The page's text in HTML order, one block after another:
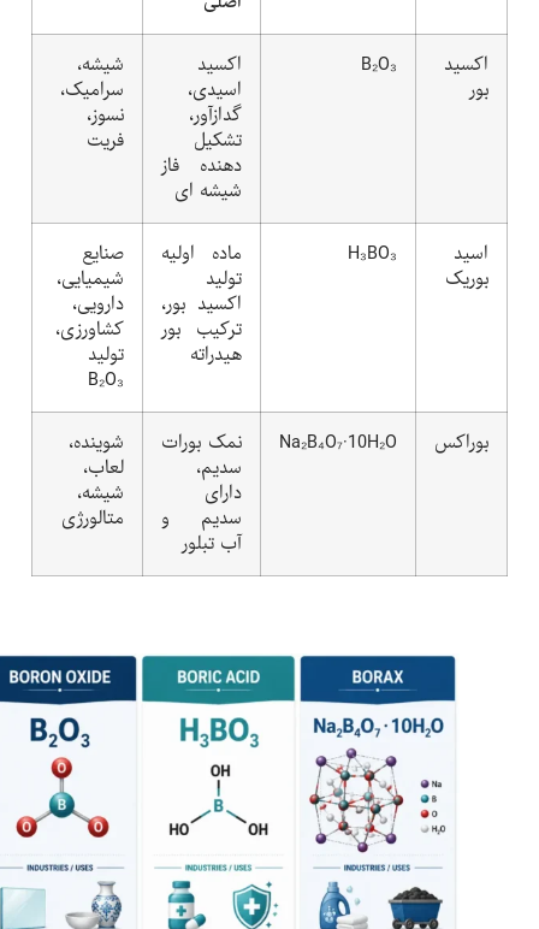
اکسید
بور
B₂O₃
اکسید
اسیدی،
گدازآور،
تشکیل
دهنده فاز
شیشه ای
شیشه،
سرامیک،
نسوز،
فریت
اسید
بوریک
H₃BO₃
ماده اولیه
تولید
اکسید بور،
ترکیب بور
هیدراته
صنایع
شیمیایی،
دارویی،
کشاورزی،
تولید
B₂O₃
بوراکس Na₂B₄O₇·10H₂O
نمک بورات
سدیم،
دارای
سدیم و
آب تبلور
شوینده،
لعاب،
شیشه،
متالورژی